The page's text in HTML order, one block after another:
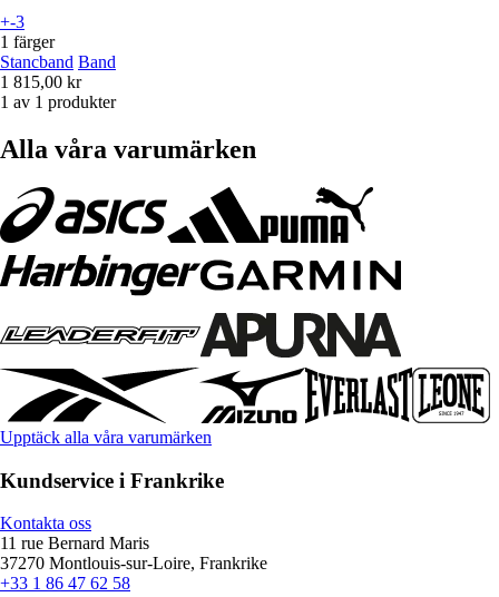
+-3
1 färger
Stancband Band
1 815,00 kr
1 av 1 produkter
Alla våra varumärken
Upptäck alla våra varumärken
Kundservice i Frankrike
Kontakta oss
11 rue Bernard Maris
37270 Montlouis-sur-Loire, Frankrike
+33 1 86 47 62 58